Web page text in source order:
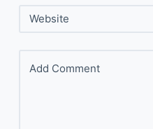
Website
Add Comment